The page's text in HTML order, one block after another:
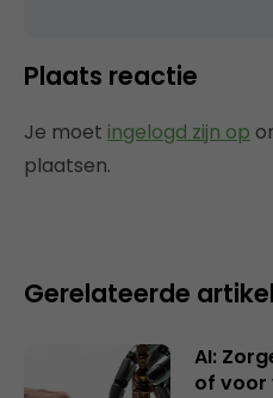
Plaats reactie
Je moet ingelogd zijn op
plaatsen.
Gerelateerde
AI:
of voor